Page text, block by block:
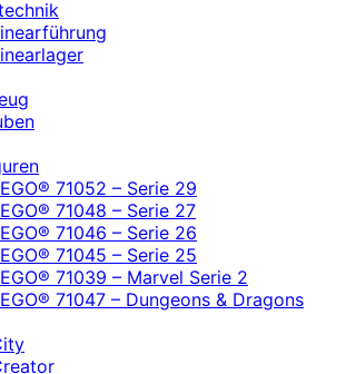
71052 – Serie 29
71048 – Serie 27
71046 – Serie 26
71045 – Serie 25
71039 – Marvel Serie 2
71047 – Dungeons & Dragons